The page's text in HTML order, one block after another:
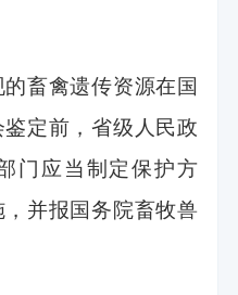
禽遗传资源在国
定前，省级人民政
门应当制定保护方
并报国务院畜牧兽